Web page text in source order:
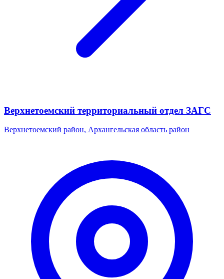
Верхнетоемский территориальный отдел ЗАГС
Верхнетоемский район, Архангельская область район